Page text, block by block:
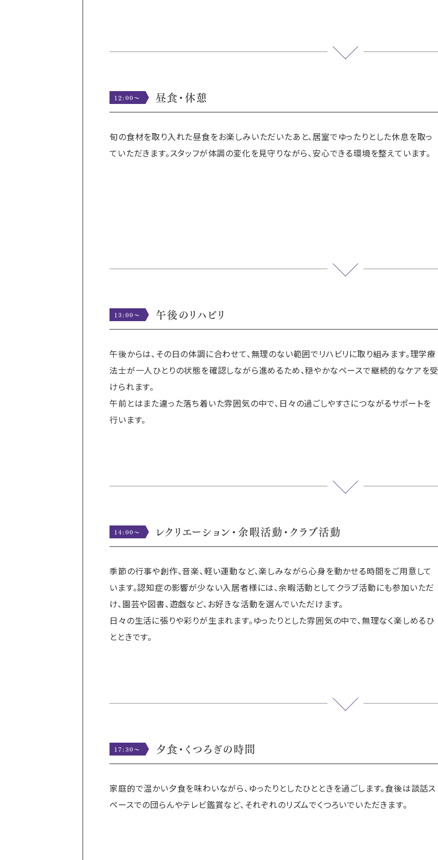
12:00〜 昼食・休憩
旬の食材を取り入れた昼食をお楽しみいただいたあと、居室でゆったりとした休息を取っ
ていただきます。スタッフが体調の変化を見守りながら、安心できる環境を整えています。
13:00〜 午後のリハビリ
午後からは、その日の体調に合わせて、無理のない範囲でリハビリに取り組みます。理学療
法士が一人ひとりの状態を確認しながら進めるため、穏やかなペースで継続的なケアを受
けられます。
午前とはまた違った落ち着いた雰囲気の中で、日々の過ごしやすさにつながるサポートを
行います。
14:00〜 レクリエーション・余暇活動・ クラブ活動
季節の行事や創作、音楽、軽い運動など、楽しみながら心身を動かせる時間をご用意して
います。認知症の影響が少ない入居者様には、余暇活動としてクラブ活動にも参加いただ
け、園芸や図書、遊戯など、お好きな活動を選んでいただけます。
日々の生活に張りや彩りが生まれます。ゆったりとした雰囲気の中で、無理なく楽しめるひ
とときです。
17:30〜 夕食・くつろぎの時間
家庭的で温かい夕食を味わいながら、ゆったりとしたひとときを過ごします。食後は談話ス
ペースでの団らんやテレビ鑑賞など、それぞれのリズムでくつろいでいただきます。